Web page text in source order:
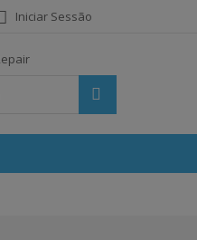
Iniciar Sessão